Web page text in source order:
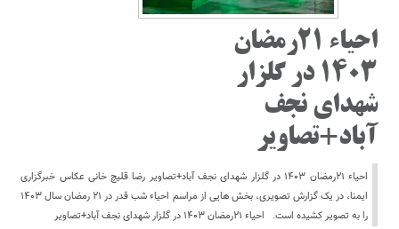
احیاء ۲۱رمضان
۱۴۰۳ در گلزار
شهدای نجف
آباد+تصاویر
احیاء ۲۱رمضان ۱۴۰۳ در گلزار شهدای نجف آباد+تصاویر رضا قلیچ خانی عکاس خبرگزاری
ایمنا، در یک گزارش تصویری، بخش هایی از مراسم احیاء شب قدر در ۲۱ رمضان سال ۱۴۰۳
را به تصویر کشیده است. احیاء ۲۱رمضان ۱۴۰۳ در گلزار شهدای نجف آباد+تصاویر